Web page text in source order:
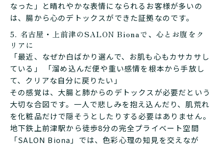
なった」と晴れやかな表情になられるお客様が多いの
は、腸から心のデトックスができた証拠なのです。
5. 名古屋・上前津のSALON Bionaで、心とお腹をク
リアに
「最近、なぜか白ばかり選んで、お肌も心もカサカサし
ている」 「溜め込んだ便や重い感情を根本から手放し
て、クリアな自分に戻りたい」
その感覚は、大腸と肺からのデトックスが必要だという
大切な合図です。一人で悲しみを抱え込んだり、肌荒れ
を化粧品だけで隠そうとしたりする必要はありません。
地下鉄上前津駅から徒歩8分の完全プライベート空間
「SALON Biona」では、色彩心理の知見を交えなが